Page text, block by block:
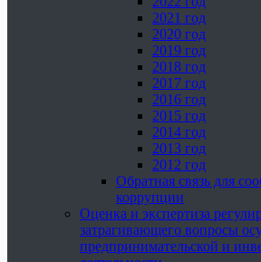
2021 год
2020 год
2019 год
2018 год
2017 год
2016 год
2015 год
2014 год
2013 год
2012 год
Обратная связь для
коррупции
Оценка и экспертиза
затрагивающего вопросы
предпринимательской и